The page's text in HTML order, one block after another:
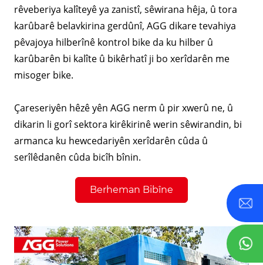
rêveberiya kalîteyê ya zanistî, sêwirana hêja, û tora
karûbarê belavkirina gerdûnî, AGG dikare tevahiya
pêvajoya hilberînê kontrol bike da ku hilber û
karûbarên bi kalîte û bikêrhatî ji bo xerîdarên me
misoger bike.
Çareseriyên hêzê yên AGG nerm û pir xwerû ne, û
dikarin li gorî sektora kirêkirinê werin sêwirandin, bi
armanca ku hewcedariyên xerîdarên cûda û
serîlêdanên cûda bicîh bînin.
Berheman Bibîne